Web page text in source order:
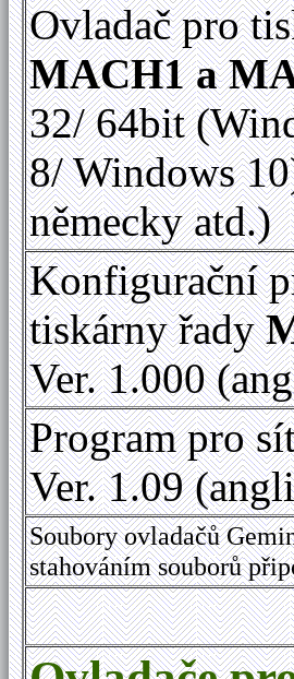
Ovladač pro
MACH1 a
32/ 64bit
8/ Windows
německy atd.)
Konfigurační
tiskárny řady
Ver. 1.000
Program pro
Ver. 1.09
Soubory ovladačů
stahováním souborů